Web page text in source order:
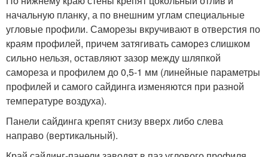
начальную планку, а по внешним углам специальные
угловые профили. Саморезы вкручивают в отверстия по
краям профилей, причем затягивать саморез слишком
сильно нельзя, оставляют зазор между шляпкой
самореза и профилем до 0,5-1 мм (линейные параметры
профилей и самого сайдинга изменяются при разной
температуре воздуха).
Панели сайдинга крепят снизу вверх либо слева
направо (вертикальный).